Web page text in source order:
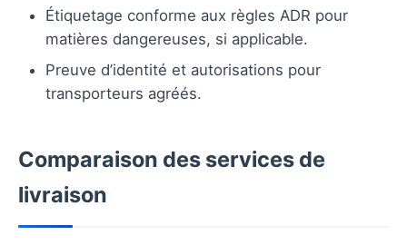
Étiquetage conforme aux règles ADR pour
matières dangereuses, si applicable.
Preuve d’identité et autorisations pour
transporteurs agréés.
Comparaison des services de
livraison